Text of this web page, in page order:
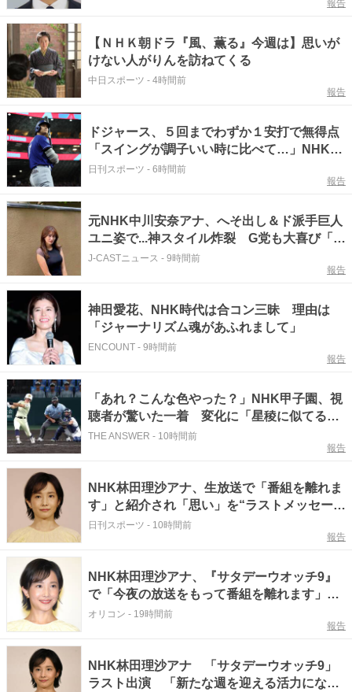
報告
【ＮＨＫ朝ドラ『風、薫る』今週は】思いが
けない人がりんを訪ねてくる
中日スポーツ - 4時間前
報告
ドジャース、５回までわずか１安打で無得点
「スイングが調子いい時に比べて…」NHK解
説も心配
日刊スポーツ - 6時間前
報告
元NHK中川安奈アナ、へそ出し＆ド派手巨人
ユニ姿で...神スタイル炸裂 G党も大喜び「反
則級のビジュアル」
J-CASTニュース - 9時間前
報告
神田愛花、NHK時代は合コン三昧 理由は
「ジャーナリズム魂があふれまして」
ENCOUNT - 9時間前
報告
「あれ？こんな色やった？」NHK甲子園、視
聴者が驚いた一着 変化に「星稜に似てる」
夏も視線集中
THE ANSWER - 10時間前
報告
NHK林田理沙アナ、生放送で「番組を離れま
す」と紹介され「思い」を“ラストメッセー
ジ”
日刊スポーツ - 10時間前
報告
NHK林田理沙アナ、『サタデーウオッチ9』
で「今夜の放送をもって番組を離れます」と
説明される 後任のアナも発表
オリコン - 19時間前
報告
NHK林田理沙アナ 「サタデーウオッチ9」
ラスト出演 「新たな週を迎える活力になれ